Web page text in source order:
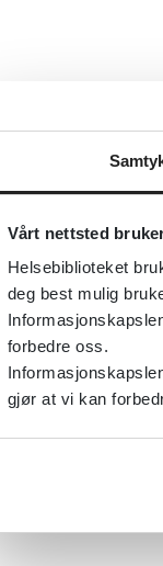
Vårt nettsted
Helsebiblioteket
deg best mulig
forbedre oss.
gjør at vi kan